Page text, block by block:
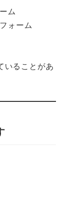
ム
ォーム
いることがあ